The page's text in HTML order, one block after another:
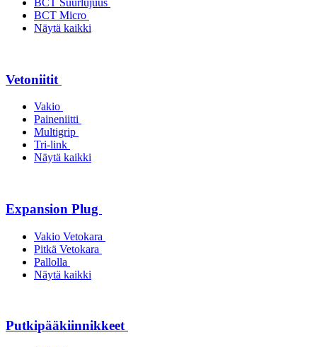
BCT Micro
Näytä kaikki
Vetoniitit
Vakio
Paineniitti
Multigrip
Tri-link
Näytä kaikki
Expansion Plug
Vakio Vetokara
Pitkä Vetokara
Pallolla
Näytä kaikki
Putkipääkiinnikkeet